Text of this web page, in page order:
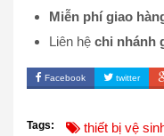
Miễn phí giao
Liên hệ chi nhánh
Facebook twitter
Tags: thiết bị vệ